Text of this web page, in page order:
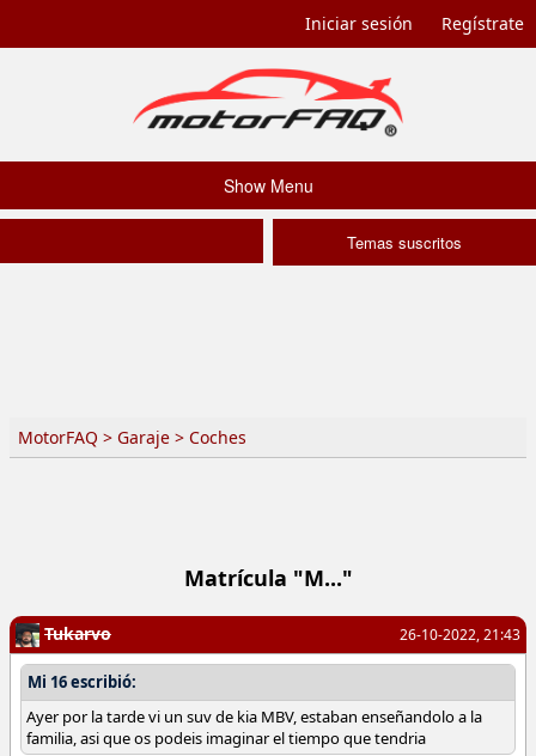
Iniciar sesión Regístrate
Show Menu
Temas suscritos
MotorFAQ > Garaje > Coches
Matrícula "M..."
26-10-2022, 21:43
Tukarvo
Mi 16 escribió:
Ayer por la tarde vi un suv de kia MBV, estaban enseñandolo a la
familia, asi que os podeis imaginar el tiempo que tendria